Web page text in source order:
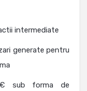
intermediate
generate pentru
€ sub forma de